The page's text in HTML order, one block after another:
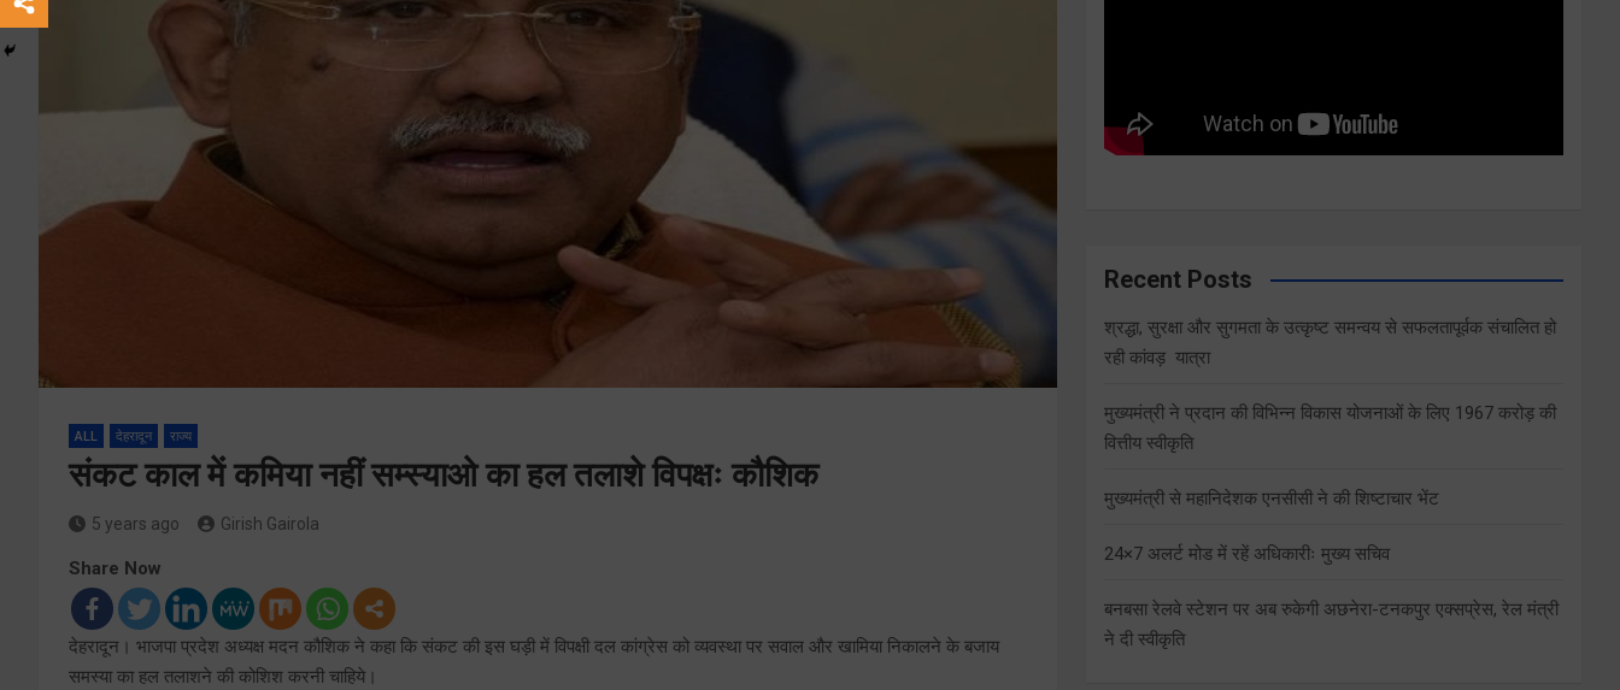
ALL देहरादून राज्य
संकट काल में कमिया नहीं सम्स्याओ का हल तलाशे विपक्षः कौशिक
5 years ago Girish Gairola
Share Now
देहरादून। भाजपा प्रदेश अध्यक्ष मदन कौशिक ने कहा कि संकट की इस घड़ी में विपक्षी दल कांग्रेस को व्यवस्था पर सवाल और खामिया निकालने के बजाय
समस्या का हल तलाशने की कोशिश करनी चाहिये।
Recent Posts
श्रद्धा, सुरक्षा और सुगमता के उत्कृष्ट समन्वय से सफलतापूर्वक संचालित हो
रही कांवड़ यात्रा
मुख्यमंत्री ने प्रदान की विभिन्न विकास योजनाओं के लिए 1967 करोड़ की
वित्तीय स्वीकृति
मुख्यमंत्री से महानिदेशक एनसीसी ने की शिष्टाचार भेंट
24×7 अलर्ट मोड में रहें अधिकारीः मुख्य सचिव
बनबसा रेलवे स्टेशन पर अब रुकेगी अछनेरा-टनकपुर एक्सप्रेस, रेल मंत्री
ने दी स्वीकृति